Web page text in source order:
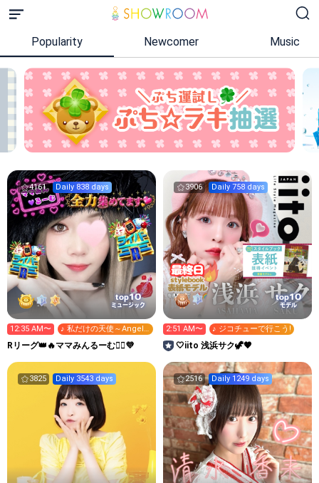
Popularity Newcomer Music
4161 Daily 838 days
top10
ミュージック
12:35 AM〜
♪ 私だけの天使～Angel
Rリーグ👑🔥ママみんるーむ💁‍♀️💜
3906 Daily 758 days
top10
モデル
2:51 AM〜 ♪ ジコチューで行こう!
🤍iito ‎浅浜サク🦖🤎
3825 Daily 3543 days 2516 Daily 1249 days